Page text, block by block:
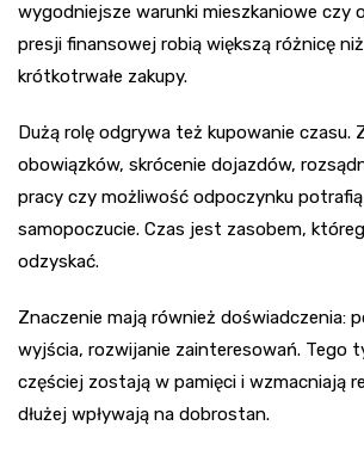
wygodniejsze warunki mieszkaniowe czy
presji finansowej robią większą różnicę
krótkotrwałe zakupy.
Dużą rolę odgrywa też kupowanie czasu.
obowiązków, skrócenie dojazdów,
pracy czy możliwość odpoczynku
samopoczucie. Czas jest zasobem,
odzyskać.
Znaczenie mają również doświadczenia:
wyjścia, rozwijanie zainteresowań. Tego
częściej zostają w pamięci i wzmacniają
dłużej wpływają na dobrostan.